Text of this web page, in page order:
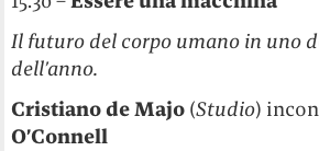
Il futuro del corpo umano in uno
dell’anno.
Cristiano de Majo (Studio)
O’Connell